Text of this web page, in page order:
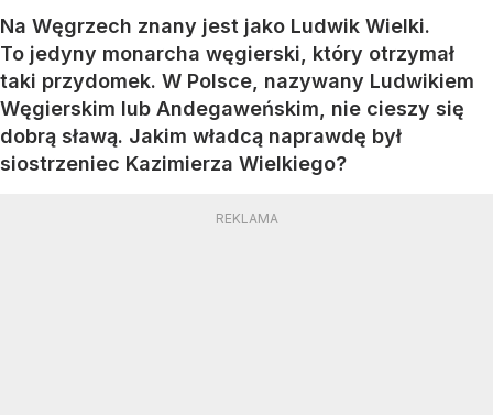
Na Węgrzech znany jest jako Ludwik Wielki.
To jedyny monarcha węgierski, który otrzymał
taki przydomek. W Polsce, nazywany Ludwikiem
Węgierskim lub Andegaweńskim, nie cieszy się
dobrą sławą. Jakim władcą naprawdę był
siostrzeniec Kazimierza Wielkiego?